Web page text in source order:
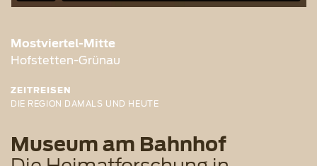
Mostviertel-Mitte
Hofstetten-Grünau
ZEITREISEN
DIE REGION DAMALS UND HEUTE
Museum am Bahnhof